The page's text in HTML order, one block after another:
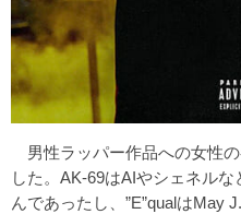
男性ラッパー作品への女性
した。AK-69はAIやシェネル
んであったし、”E”qualはMay